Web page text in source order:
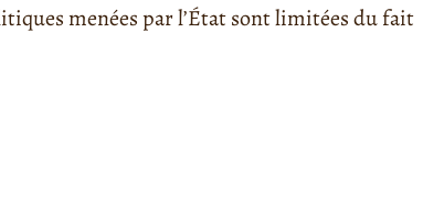
menées par l’État sont limitées du fait